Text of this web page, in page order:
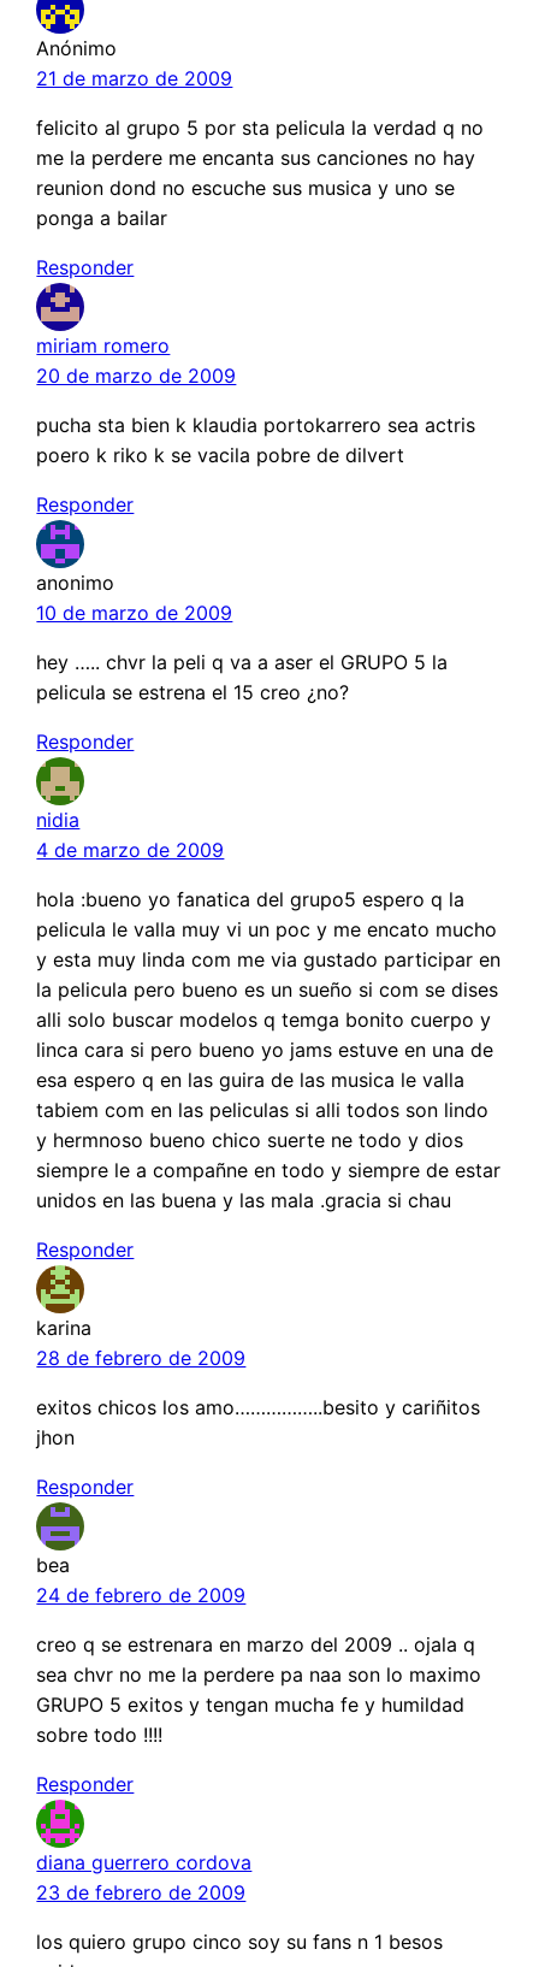
Anónimo
21 de marzo de 2009
felicito al grupo 5 por sta pelicula la verdad q no
me la perdere me encanta sus canciones no hay
reunion dond no escuche sus musica y uno se
ponga a bailar
Responder
miriam romero
20 de marzo de 2009
pucha sta bien k klaudia portokarrero sea actris
poero k riko k se vacila pobre de dilvert
Responder
anonimo
10 de marzo de 2009
hey ….. chvr la peli q va a aser el GRUPO 5 la
pelicula se estrena el 15 creo ¿no?
Responder
nidia
4 de marzo de 2009
hola :bueno yo fanatica del grupo5 espero q la
pelicula le valla muy vi un poc y me encato mucho
y esta muy linda com me via gustado participar en
la pelicula pero bueno es un sueño si com se dises
alli solo buscar modelos q temga bonito cuerpo y
linca cara si pero bueno yo jams estuve en una de
esa espero q en las guira de las musica le valla
tabiem com en las peliculas si alli todos son lindo
y hermnoso bueno chico suerte ne todo y dios
siempre le a compañne en todo y siempre de estar
unidos en las buena y las mala .gracia si chau
Responder
karina
28 de febrero de 2009
exitos chicos los amo……………..besito y cariñitos
jhon
Responder
bea
24 de febrero de 2009
creo q se estrenara en marzo del 2009 .. ojala q
sea chvr no me la perdere pa naa son lo maximo
GRUPO 5 exitos y tengan mucha fe y humildad
sobre todo !!!!
Responder
diana guerrero cordova
23 de febrero de 2009
los quiero grupo cinco soy su fans n 1 besos